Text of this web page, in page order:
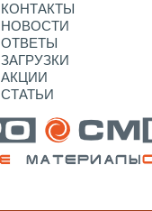
КОНТАКТЫ
НОВОСТИ
ОТВЕТЫ
ЗАГРУЗКИ
АКЦИИ
СТАТЬИ